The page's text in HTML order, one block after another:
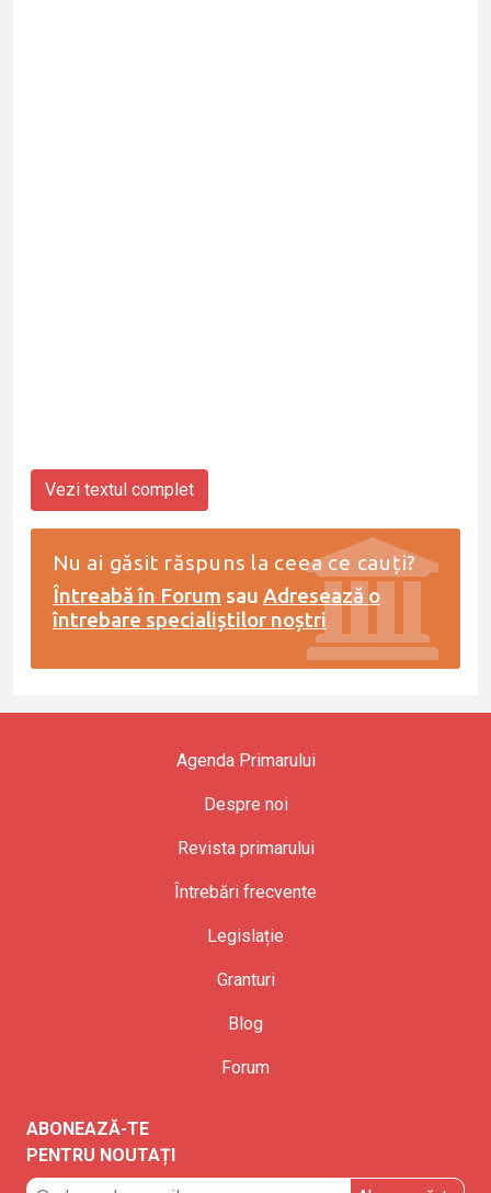
Vezi textul complet
Nu ai găsit răspuns la ceea ce cauți?
Întreabă în Forum sau Adresează o
întrebare specialiștilor noștri
Agenda Primarului
Despre noi
Revista primarului
Întrebări frecvente
Legislație
Granturi
Blog
Forum
ABONEAZĂ-TE
PENTRU NOUTAȚI